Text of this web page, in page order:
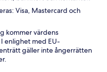
Visa, Mastercard och
kommer värdens
enlighet med EU-
gäller inte ångerrätten